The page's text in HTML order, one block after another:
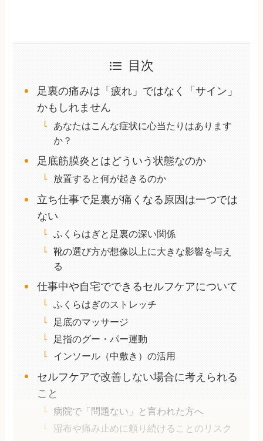
目次
足裏の痛みは「疲れ」ではなく「サイン」
かもしれません
あなたはこんな症状に心当たりはあります
か？
足底筋膜炎とはどういう状態なのか
放置すると何が起きるのか
立ち仕事で足裏が痛くなる原因は一つでは
ない
ふくらはぎと足裏の深い関係
靴の選び方が想像以上に大きな影響を与え
る
仕事中や自宅でできるセルフケアについて
ふくらはぎのストレッチ
足底のマッサージ
足指のグー・パー運動
インソール（中敷き）の活用
セルフケアで改善しない場合に考えられる
こと
病院で「問題ない」と言われた方へ
湿布や痛み止めに頼り続けることのリスク